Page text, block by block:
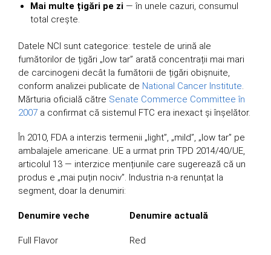
Mai multe țigări pe zi — în unele cazuri, consumul
total crește.
Datele NCI sunt categorice: testele de urină ale
fumătorilor de țigări „low tar” arată concentrații mai mari
de carcinogeni decât la fumătorii de țigări obișnuite,
conform analizei publicate de National Cancer Institute
Mărturia oficială către Senate Commerce Committee în
2007 a confirmat că sistemul FTC era inexact și înșelător.
În 2010, FDA a interzis termenii „light”, „mild”, „low tar” pe
ambalajele americane. UE a urmat prin TPD 2014/40/UE,
articolul 13 — interzice mențiunile care sugerează că un
produs e „mai puțin nociv”. Industria n-a renunțat la
segment, doar la denumiri:
Denumire veche Denumire actuală
Full Flavor Red